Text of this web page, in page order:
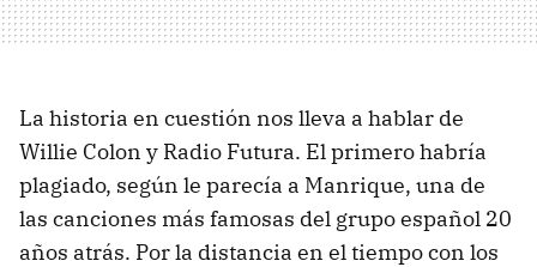
La historia en cuestión nos lleva a hablar de
Willie Colon y Radio Futura. El primero habría
plagiado, según le parecía a Manrique, una de
las canciones más famosas del grupo español 20
años atrás. Por la distancia en el tiempo con los